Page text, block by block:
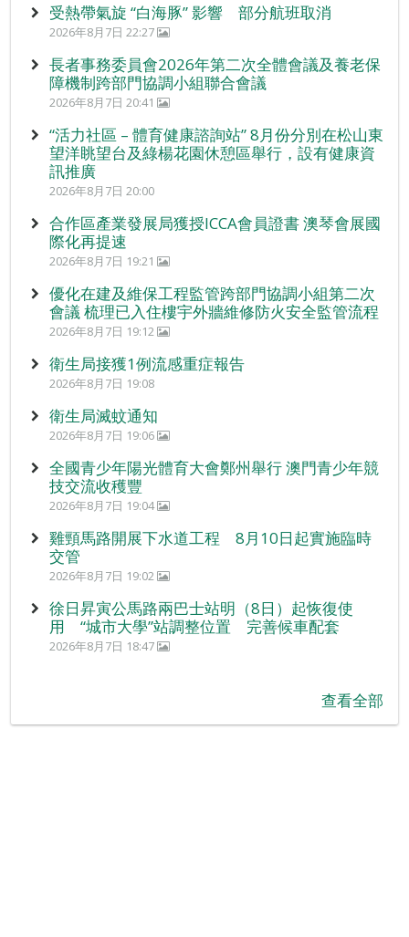
受熱帶氣旋 “白海豚” 影響 部分航班取消
2026年8月7日 22:27
長者事務委員會2026年第二次全體會議及養老保
障機制跨部門協調小組聯合會議
2026年8月7日 20:41
“活力社區 – 體育健康諮詢站” 8月份分別在松山東
望洋眺望台及綠楊花園休憩區舉行，設有健康資
訊推廣
2026年8月7日 20:00
合作區產業發展局獲授ICCA會員證書 澳琴會展國
際化再提速
2026年8月7日 19:21
優化在建及維保工程監管跨部門協調小組第二次
會議 梳理已入住樓宇外牆維修防火安全監管流程
2026年8月7日 19:12
衛生局接獲1例流感重症報告
2026年8月7日 19:08
衛生局滅蚊通知
2026年8月7日 19:06
全國青少年陽光體育大會鄭州舉行 澳門青少年競
技交流收穫豐
2026年8月7日 19:04
雞頸馬路開展下水道工程 8月10日起實施臨時
交管
2026年8月7日 19:02
徐日昇寅公馬路兩巴士站明（8日）起恢復使
用 “城市大學”站調整位置 完善候車配套
2026年8月7日 18:47
查看全部